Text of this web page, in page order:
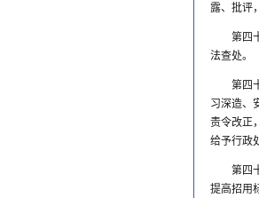
露、批评
第四
法查处。
第四
习深造、
责令改正
给予行政
第四
提高招用